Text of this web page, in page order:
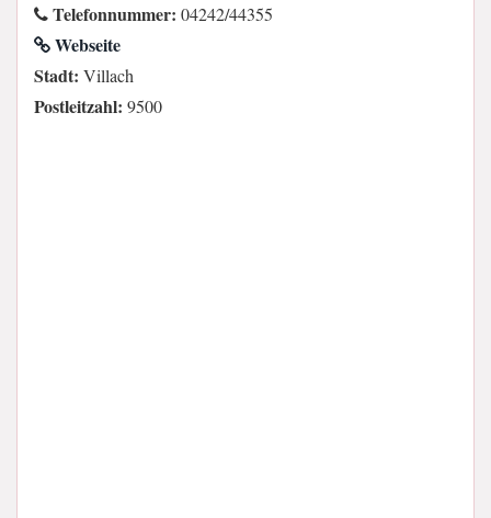
Telefonnummer: 04242/44355
Webseite
Stadt: Villach
Postleitzahl: 9500